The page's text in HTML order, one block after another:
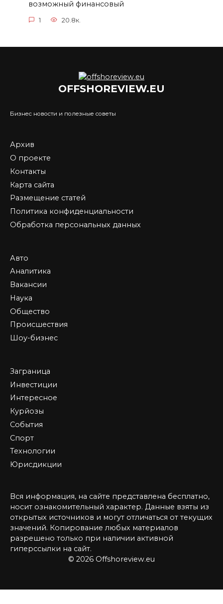
возможный финансовый
1 20.8к.
OFFSHOREVIEW.EU
Бизнес новости и полезные советы
Архив
О проекте
Контакты
Карта сайта
Размещение статей
Политика конфиденциальности
Обработка персональных данных
Авто
Аналитика
Вакансии
Наука
Общество
Происшествия
Шоу-бизнес
Заграница
Инвестиции
Интересное
Курйозы
События
Спорт
Технологии
Юрисдикции
Вся информация, на сайте представлена бесплатно,
носит ознакомительный характер. Данные взяты из
открытых источников и могут отличаться от текущих
значений. Копирование любых материалов
разрешено только при наличии активной
гиперссылки на сайт.
© 2026 Offshoreview.eu